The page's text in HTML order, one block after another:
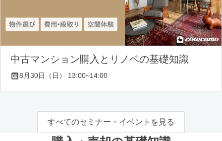
中古マンション購入とリノベの基礎知識
8月30日（日） 13:00~14:00
すべてのセミナー・イベントを見る